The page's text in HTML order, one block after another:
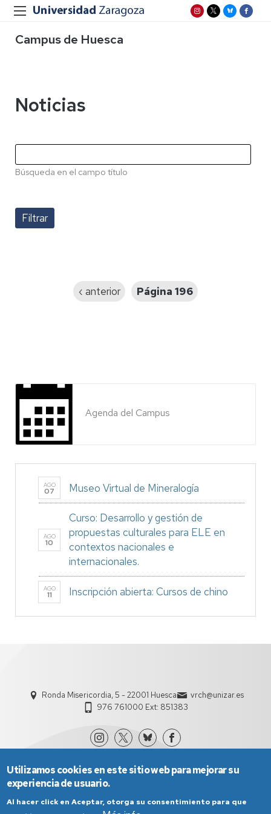
Campus de Huesca
Noticias
Búsqueda en el campo título
Página
‹ anterior Página 196
Agenda del Campus
AGO
07 Museo Virtual de Mineralogía
AGO
10
Curso: Desarrollo y gestión de
propuestas culturales para ELE en
contextos nacionales e
internacionales.
AGO
11 Inscripción abierta: Cursos de chino
Ronda Misericordia, 5 - 22001 Huesca
vrch@unizar.es
976 761000 Ext: 851383
Utilizamos cookies en este sitio web para mejorar su
experiencia de usuario.
Al hacer click en Aceptar, otorga su consentimiento para que